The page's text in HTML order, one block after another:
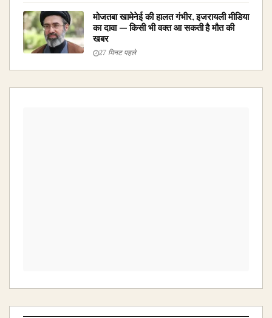
मोजतबा खामेनेई की हालत गंभीर, इजरायली मीडिया
का दावा — किसी भी वक्त आ सकती है मौत की
खबर
27 मिनट पहले